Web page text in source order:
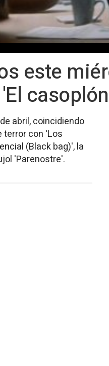
este
abril, coincidiendo
terror con 'Los
(Black bag)', la
'Parenostre'.